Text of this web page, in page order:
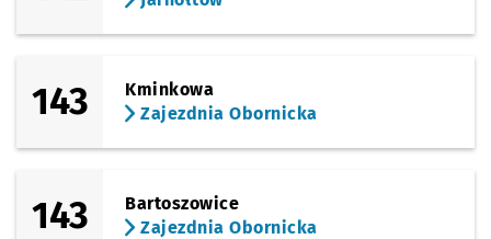
143
Kminkowa
Zajezdnia Obornicka
143
Bartoszowice
Zajezdnia Obornicka